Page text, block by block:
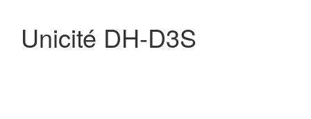
Unicité DH-D3S